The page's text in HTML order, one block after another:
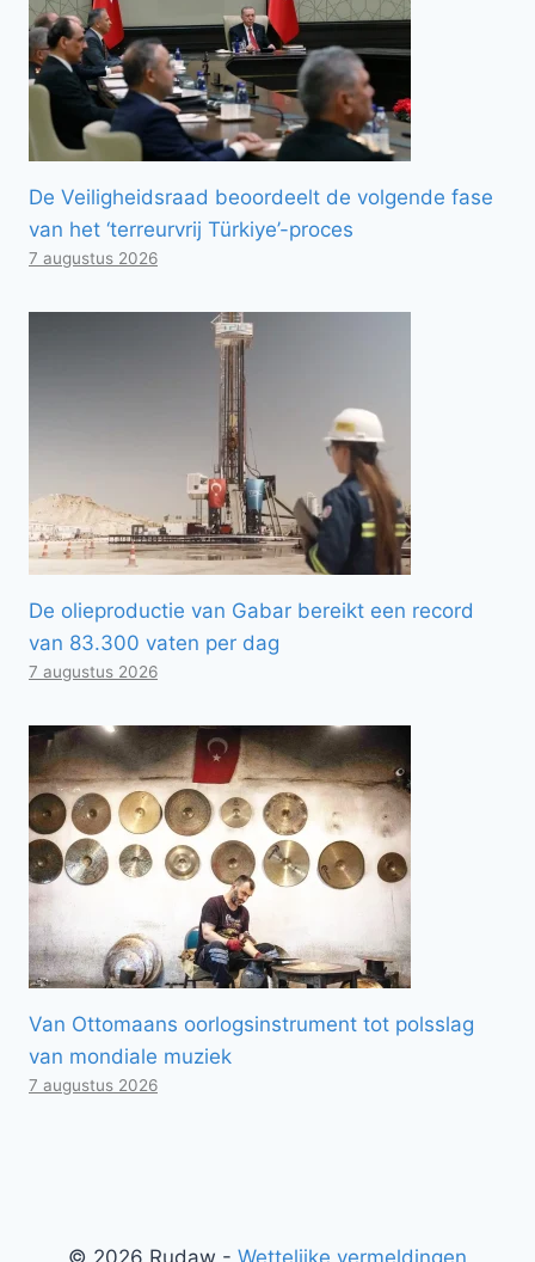
De Veiligheidsraad beoordeelt de volgende fase
van het ‘terreurvrij Türkiye’-proces
7 augustus 2026
De olieproductie van Gabar bereikt een record
van 83.300 vaten per dag
7 augustus 2026
Van Ottomaans oorlogsinstrument tot polsslag
van mondiale muziek
7 augustus 2026
© 2026 Rudaw - Wettelijke vermeldingen